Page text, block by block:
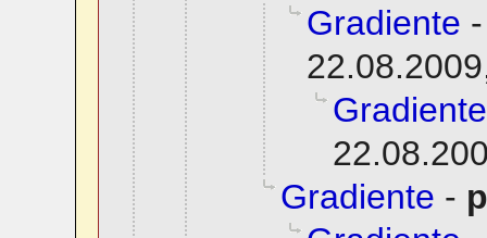
Gradiente
Gradiente
Gradiente -